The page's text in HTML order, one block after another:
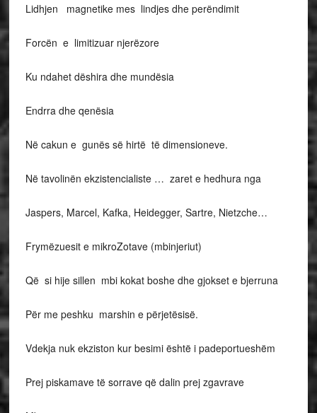
Lidhjen magnetike mes lindjes dhe perëndimit
Forcën e limitizuar njerëzore
Ku ndahet dëshira dhe mundësia
Endrra dhe qenësia
Në cakun e gunës së hirtë të dimensioneve.
Në tavolinën ekzistencialiste … zaret e hedhura nga
Jaspers, Marcel, Kafka, Heidegger, Sartre, Nietzche…
Frymëzuesit e mikroZotave (mbinjeriut)
Që si hije sillen mbi kokat boshe dhe gjokset e bjerruna
Për me peshku marshin e përjetësisë.
Vdekja nuk ekziston kur besimi është i padeportueshëm
Prej piskamave të sorrave që dalin prej zgavrave